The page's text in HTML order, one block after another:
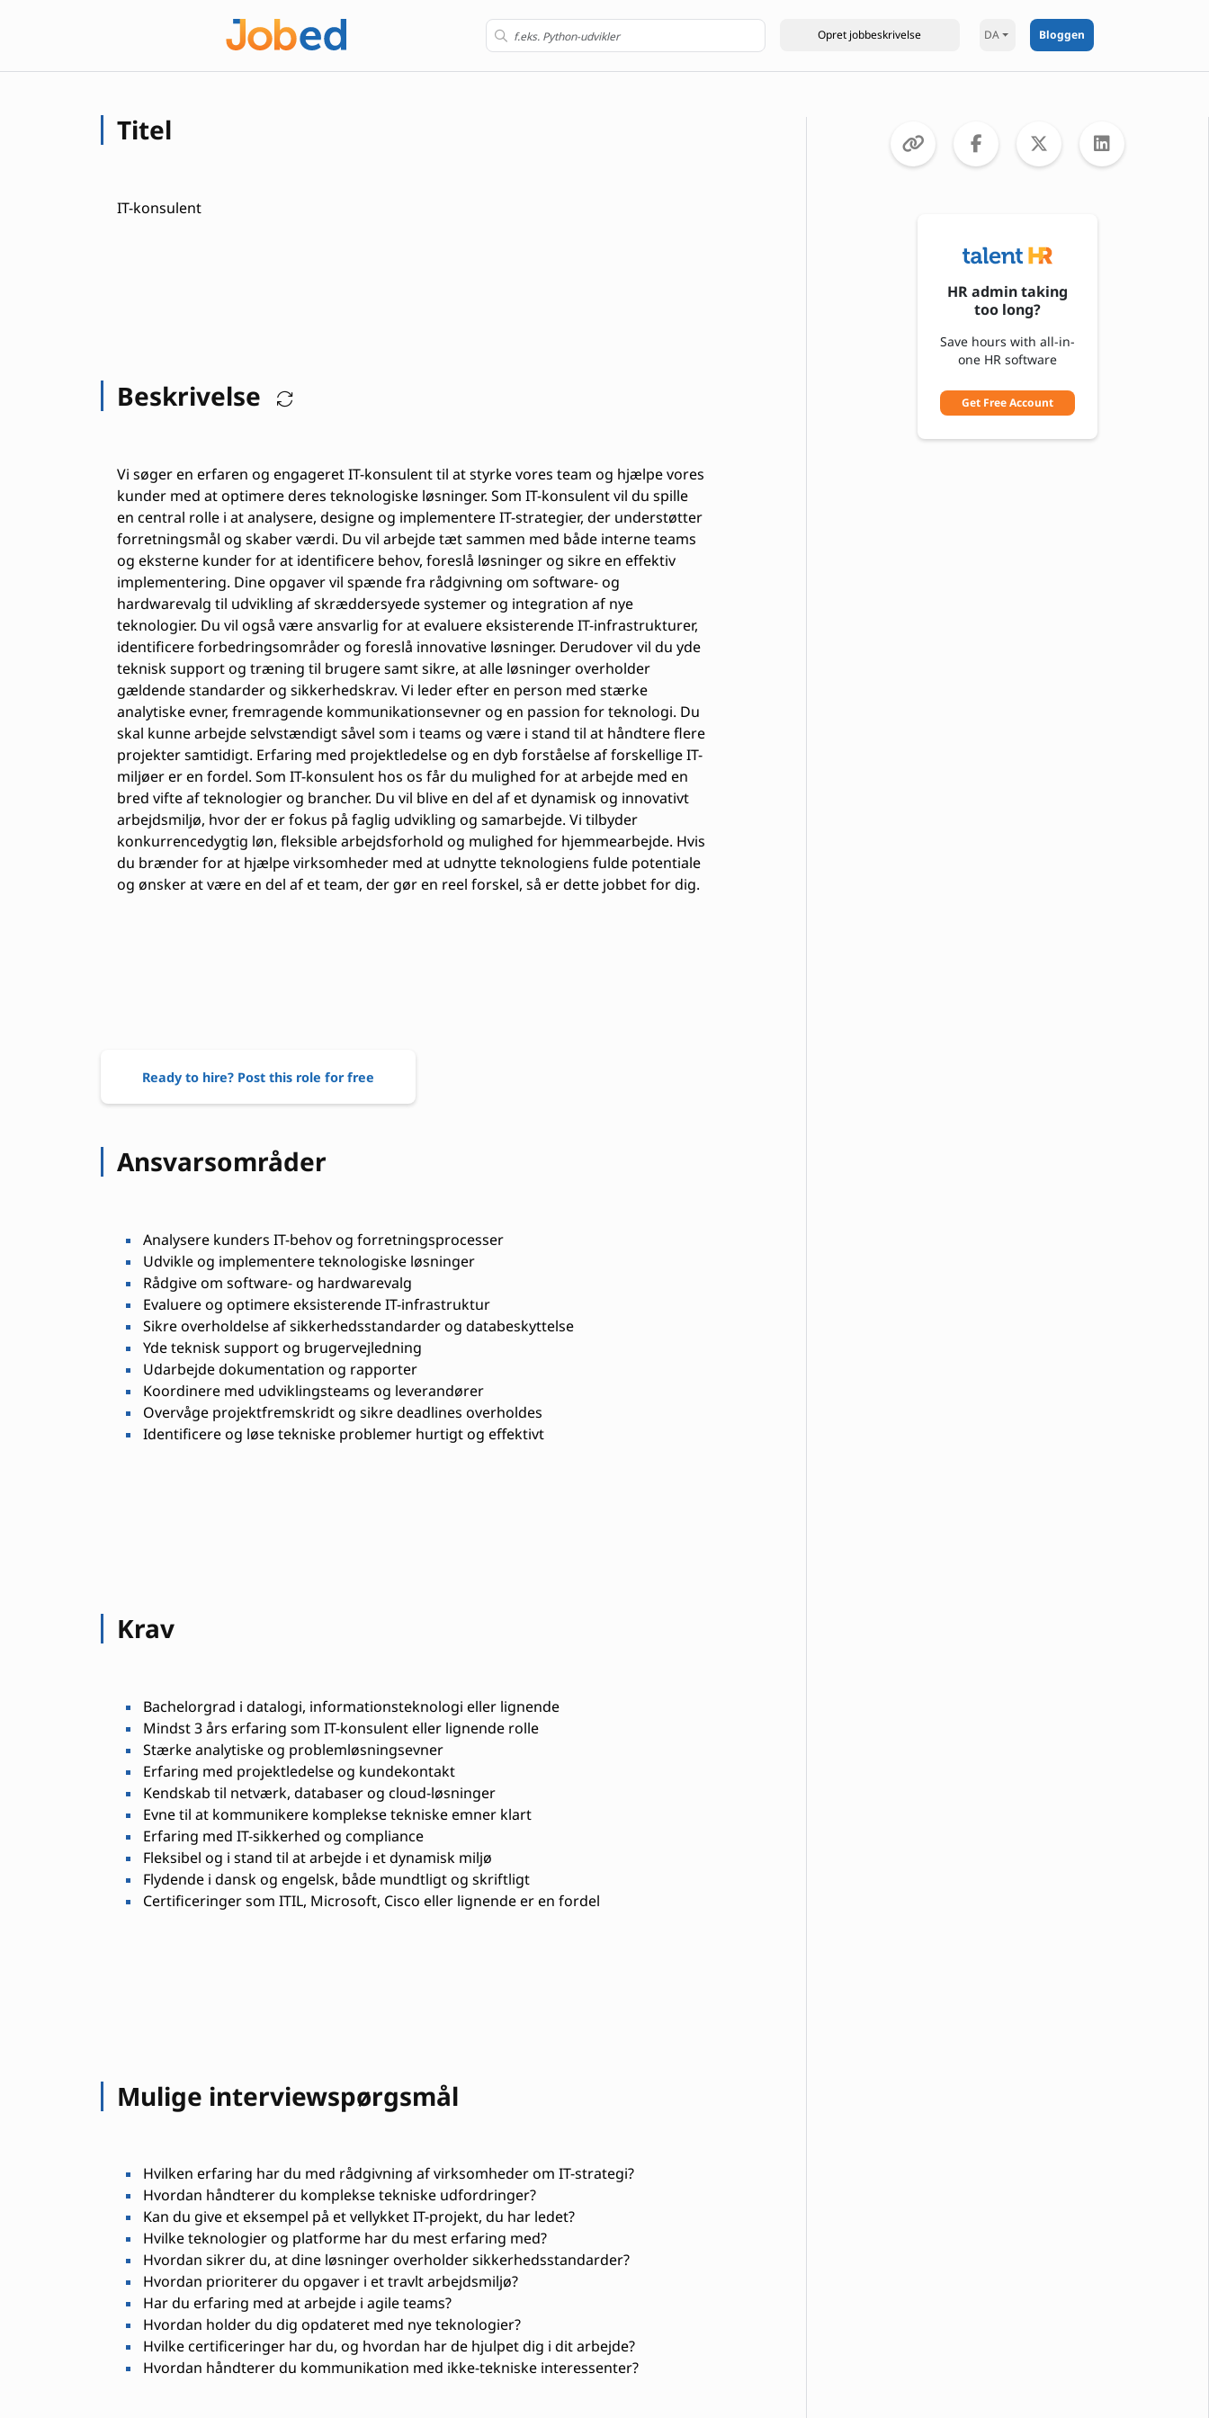
DA Bloggen
Titel
IT-konsulent
Beskrivelse
Vi søger en erfaren og engageret IT-konsulent til at styrke vores team og hjælpe vores
kunder med at optimere deres teknologiske løsninger. Som IT-konsulent vil du spille
en central rolle i at analysere, designe og implementere IT-strategier, der understøtter
forretningsmål og skaber værdi. Du vil arbejde tæt sammen med både interne teams
og eksterne kunder for at identificere behov, foreslå løsninger og sikre en effektiv
implementering. Dine opgaver vil spænde fra rådgivning om software- og
hardwarevalg til udvikling af skræddersyede systemer og integration af nye
teknologier. Du vil også være ansvarlig for at evaluere eksisterende IT-infrastrukturer,
identificere forbedringsområder og foreslå innovative løsninger. Derudover vil du yde
teknisk support og træning til brugere samt sikre, at alle løsninger overholder
gældende standarder og sikkerhedskrav. Vi leder efter en person med stærke
analytiske evner, fremragende kommunikationsevner og en passion for teknologi. Du
skal kunne arbejde selvstændigt såvel som i teams og være i stand til at håndtere flere
projekter samtidigt. Erfaring med projektledelse og en dyb forståelse af forskellige IT-
miljøer er en fordel. Som IT-konsulent hos os får du mulighed for at arbejde med en
bred vifte af teknologier og brancher. Du vil blive en del af et dynamisk og innovativt
arbejdsmiljø, hvor der er fokus på faglig udvikling og samarbejde. Vi tilbyder
konkurrencedygtig løn, fleksible arbejdsforhold og mulighed for hjemmearbejde. Hvis
du brænder for at hjælpe virksomheder med at udnytte teknologiens fulde potentiale
og ønsker at være en del af et team, der gør en reel forskel, så er dette jobbet for dig.
Ready to hire? Post this role for free
Ansvarsområder
Analysere kunders IT-behov og forretningsprocesser
Udvikle og implementere teknologiske løsninger
Rådgive om software- og hardwarevalg
Evaluere og optimere eksisterende IT-infrastruktur
Sikre overholdelse af sikkerhedsstandarder og databeskyttelse
Yde teknisk support og brugervejledning
Udarbejde dokumentation og rapporter
Koordinere med udviklingsteams og leverandører
Overvåge projektfremskridt og sikre deadlines overholdes
Identificere og løse tekniske problemer hurtigt og effektivt
Krav
Bachelorgrad i datalogi, informationsteknologi eller lignende
Mindst 3 års erfaring som IT-konsulent eller lignende rolle
Stærke analytiske og problemløsningsevner
Erfaring med projektledelse og kundekontakt
Kendskab til netværk, databaser og cloud-løsninger
Evne til at kommunikere komplekse tekniske emner klart
Erfaring med IT-sikkerhed og compliance
Fleksibel og i stand til at arbejde i et dynamisk miljø
Flydende i dansk og engelsk, både mundtligt og skriftligt
Certificeringer som ITIL, Microsoft, Cisco eller lignende er en fordel
Mulige interviewspørgsmål
Hvilken erfaring har du med rådgivning af virksomheder om IT-strategi?
Hvordan håndterer du komplekse tekniske udfordringer?
Kan du give et eksempel på et vellykket IT-projekt, du har ledet?
Hvilke teknologier og platforme har du mest erfaring med?
Hvordan sikrer du, at dine løsninger overholder sikkerhedsstandarder?
Hvordan prioriterer du opgaver i et travlt arbejdsmiljø?
Har du erfaring med at arbejde i agile teams?
Hvordan holder du dig opdateret med nye teknologier?
Hvilke certificeringer har du, og hvordan har de hjulpet dig i dit arbejde?
Hvordan håndterer du kommunikation med ikke-tekniske interessenter?
HR admin taking
too long?
Save hours with all-in-
one HR software
Get Free Account